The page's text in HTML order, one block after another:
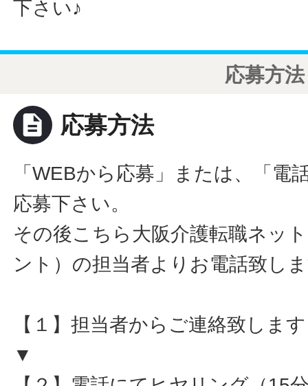
下さい♪
応募方法
description 応募方法
「WEBから応募」または、「電
応募下さい。
その後こちら大阪介護転職ネッ
ント）の担当者よりお電話致し
【１】担当者からご連絡致します
▼